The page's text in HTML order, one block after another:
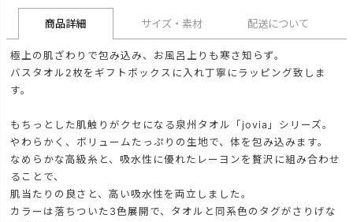
商品詳細 サイズ・素材 配送について
極上の肌ざわりで包み込み、お風呂上りも寒さ知らず。
バスタオル2枚をギフトボックスに入れ丁寧にラッピング致しま
す。
もちっとした肌触りがクセになる泉州タオル「jovia」シリーズ。
やわらかく、ボリュームたっぷりの生地で、体を包み込みます。
なめらかな高級糸と、吸水性に優れたレーヨンを贅沢に組み合わせ
ることで、
肌当たりの良さと、高い吸水性を両立しました。
カラーは落ちついた3色展開で、タオルと同系色のタグがさりげな